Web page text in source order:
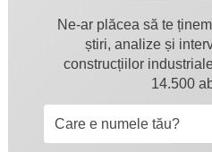
Ne-ar plăcea să te
știri, analize și
construcțiilor
14.500